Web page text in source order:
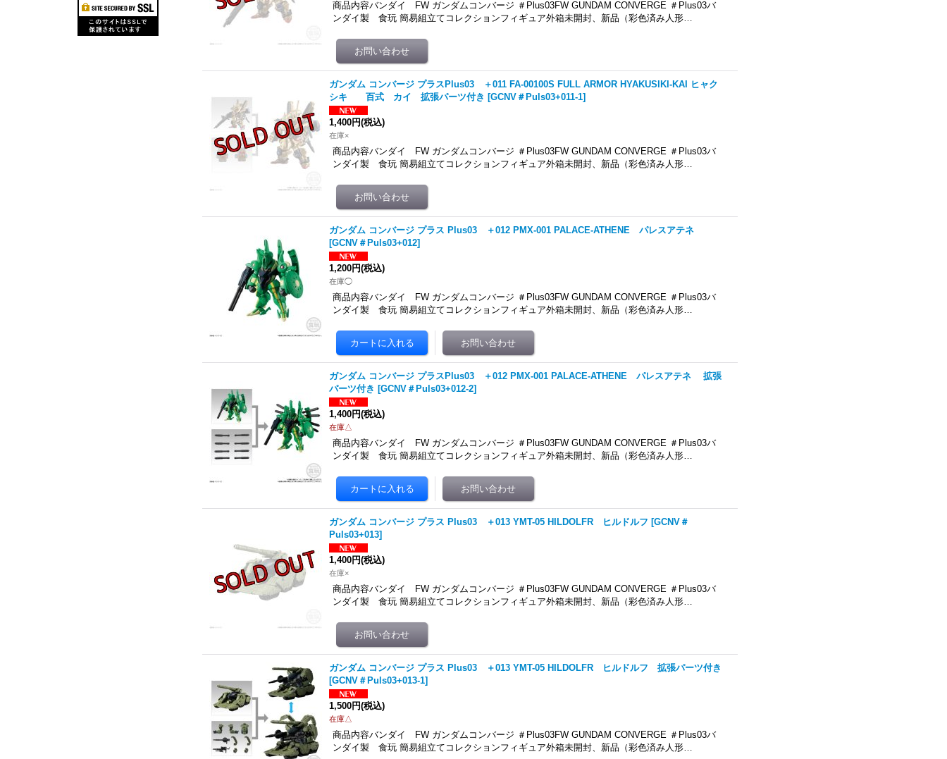
商品内容バンダイ FW ガンダムコンバージ ＃Plus03FW GUNDAM CONVERGE ＃Plus03バ
ンダイ製 食玩 簡易組立てコレクションフィギュア外箱未開封、新品（彩色済み人形…
ガンダム コンバージ プラスPlus03 ＋011 FA-00100S FULL ARMOR HYAKUSIKI-KAI ヒャク
シキ 百式 カイ 拡張パーツ付き [GCNV＃Puls03+011-1]
1,400円(税込)
在庫×
商品内容バンダイ FW ガンダムコンバージ ＃Plus03FW GUNDAM CONVERGE ＃Plus03バ
ンダイ製 食玩 簡易組立てコレクションフィギュア外箱未開封、新品（彩色済み人形…
ガンダム コンバージ プラス Plus03 ＋012 PMX-001 PALACE-ATHENE パレスアテネ
[GCNV＃Puls03+012]
1,200円(税込)
在庫◯
商品内容バンダイ FW ガンダムコンバージ ＃Plus03FW GUNDAM CONVERGE ＃Plus03バ
ンダイ製 食玩 簡易組立てコレクションフィギュア外箱未開封、新品（彩色済み人形…
ガンダム コンバージ プラスPlus03 ＋012 PMX-001 PALACE-ATHENE パレスアテネ 拡張
パーツ付き [GCNV＃Puls03+012-2]
1,400円(税込)
在庫△
商品内容バンダイ FW ガンダムコンバージ ＃Plus03FW GUNDAM CONVERGE ＃Plus03バ
ンダイ製 食玩 簡易組立てコレクションフィギュア外箱未開封、新品（彩色済み人形…
ガンダム コンバージ プラス Plus03 ＋013 YMT-05 HILDOLFR ヒルドルフ [GCNV＃
Puls03+013]
1,400円(税込)
在庫×
商品内容バンダイ FW ガンダムコンバージ ＃Plus03FW GUNDAM CONVERGE ＃Plus03バ
ンダイ製 食玩 簡易組立てコレクションフィギュア外箱未開封、新品（彩色済み人形…
ガンダム コンバージ プラス Plus03 ＋013 YMT-05 HILDOLFR ヒルドルフ 拡張パーツ付き
[GCNV＃Puls03+013-1]
1,500円(税込)
在庫△
商品内容バンダイ FW ガンダムコンバージ ＃Plus03FW GUNDAM CONVERGE ＃Plus03バ
ンダイ製 食玩 簡易組立てコレクションフィギュア外箱未開封、新品（彩色済み人形…